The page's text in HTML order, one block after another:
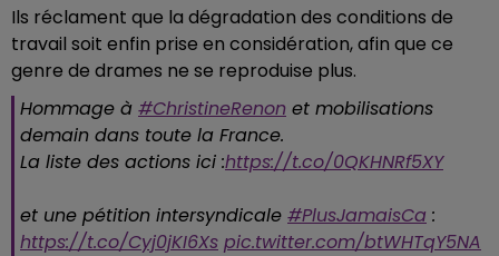
Ils réclament que la dégradation des conditions de
travail soit enfin prise en considération, afin que ce
genre de drames ne se reproduise plus.
Hommage à #ChristineRenon et mobilisations
demain dans toute la France.
La liste des actions ici :https://t.co/0QKHNRf5XY
et une pétition intersyndicale #PlusJamaisCa :
https://t.co/Cyj0jKI6Xs pic.twitter.com/btWHTqY5NA